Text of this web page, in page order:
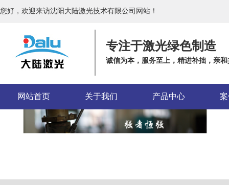
您好，欢迎来访沈阳大陆激光技术有限公司网站！
专注于激光绿色制造
诚信为本，服务至上，精进补拙，亲和
网站首页 关于我们 产品中心